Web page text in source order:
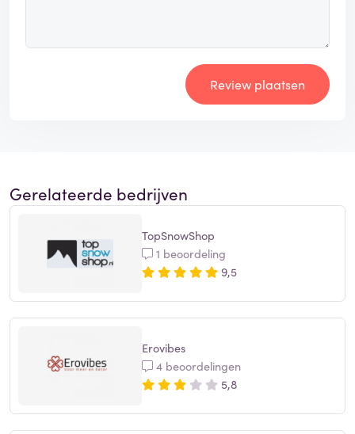
Review plaatsen
Gerelateerde bedrijven
TopSnowShop
1 beoordeling
9,5
Erovibes
4 beoordelingen
5,8